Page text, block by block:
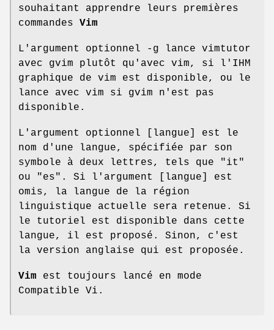
souhaitant apprendre leurs premières
commandes Vim
L'argument optionnel -g lance vimtutor
avec gvim plutôt qu'avec vim, si l'IHM
graphique de vim est disponible, ou le
lance avec vim si gvim n'est pas
disponible.
L'argument optionnel [langue] est le
nom d'une langue, spécifiée par son
symbole à deux lettres, tels que "it"
ou "es". Si l'argument [langue] est
omis, la langue de la région
linguistique actuelle sera retenue. Si
le tutoriel est disponible dans cette
langue, il est proposé. Sinon, c'est
la version anglaise qui est proposée.
Vim est toujours lancé en mode
Compatible Vi.